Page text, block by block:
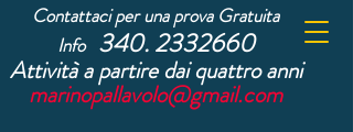
Contattaci per una prova Gratuita
Info 340. 2332660
Attività a partire dai quattro anni
marinopallavolo@gmail.com